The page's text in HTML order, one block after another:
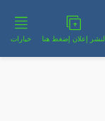
لنشر إعلان إضغط هنا خيارات